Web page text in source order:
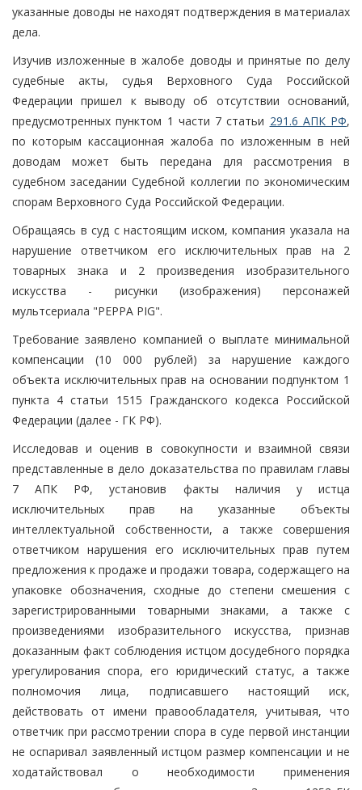
указанные доводы не находят подтверждения в материалах
дела.
Изучив изложенные в жалобе доводы и принятые по делу
судебные акты, судья Верховного Суда Российской
Федерации пришел к выводу об отсутствии оснований,
предусмотренных пунктом 1 части 7 статьи 291.6 АПК РФ,
по которым кассационная жалоба по изложенным в ней
доводам может быть передана для рассмотрения в
судебном заседании Судебной коллегии по экономическим
спорам Верховного Суда Российской Федерации.
Обращаясь в суд с настоящим иском, компания указала на
нарушение ответчиком его исключительных прав на 2
товарных знака и 2 произведения изобразительного
искусства - рисунки (изображения) персонажей
мультсериала "PEPPA PIG".
Требование заявлено компанией о выплате минимальной
компенсации (10 000 рублей) за нарушение каждого
объекта исключительных прав на основании подпунктом 1
пункта 4 статьи 1515 Гражданского кодекса Российской
Федерации (далее - ГК РФ).
Исследовав и оценив в совокупности и взаимной связи
представленные в дело доказательства по правилам главы
7 АПК РФ, установив факты наличия у истца
исключительных прав на указанные объекты
интеллектуальной собственности, а также совершения
ответчиком нарушения его исключительных прав путем
предложения к продаже и продажи товара, содержащего на
упаковке обозначения, сходные до степени смешения с
зарегистрированными товарными знаками, а также с
произведениями изобразительного искусства, признав
доказанным факт соблюдения истцом досудебного порядка
урегулирования спора, его юридический статус, а также
полномочия лица, подписавшего настоящий иск,
действовать от имени правообладателя, учитывая, что
ответчик при рассмотрении спора в суде первой инстанции
не оспаривал заявленный истцом размер компенсации и не
ходатайствовал о необходимости применения